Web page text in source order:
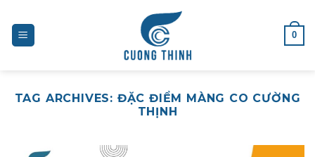
content
0
TAG ARCHIVES: ĐẶC ĐIỂM MÀNG CO CƯỜNG
THỊNH